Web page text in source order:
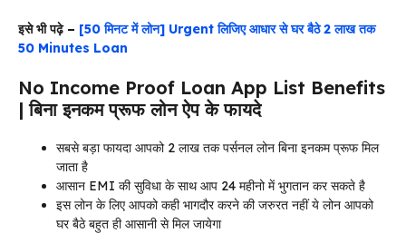
इसे भी पढ़े – [50 मिनट में लोन] Urgent लिजिए आधार से घर बैठे 2 लाख तक
50 Minutes Loan
No Income Proof Loan App List Benefits
| बिना इनकम प्रूफ लोन ऐप के फायदे
सबसे बड़ा फायदा आपको 2 लाख तक पर्सनल लोन बिना इनकम प्रूफ मिल
जाता है
आसान EMI की सुविधा के साथ आप 24 महीनो में भुगतान कर सकते है
इस लोन के लिए आपको कही भागदौर करने की जरुरत नहीं ये लोन आपको
घर बैठे बहुत ही आसानी से मिल जायेगा